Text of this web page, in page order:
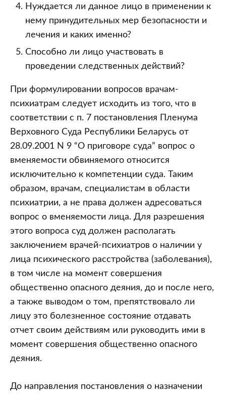
Нуждается ли данное лицо в применении к
нему принудительных мер безопасности и
лечения и каких именно?
Способно ли лицо участвовать в
проведении следственных действий?
При формулировании вопросов врачам-
психиатрам следует исходить из того, что в
соответствии с п. 7 постановления Пленума
Верховного Суда Республики Беларусь от
28.09.2001 N 9 “О приговоре суда” вопрос о
вменяемости обвиняемого относится
исключительно к компетенции суда. Таким
образом, врачам, специалистам в области
психиатрии, а не права должен адресоваться
вопрос о вменяемости лица. Для разрешения
этого вопроса суд должен располагать
заключением врачей-психиатров о наличии у
лица психического расстройства (заболевания),
в том числе на момент совершения
общественно опасного деяния, до и после него,
а также выводом о том, препятствовало ли
лицу это болезненное состояние отдавать
отчет своим действиям или руководить ими в
момент совершения общественно опасного
деяния.
До направления постановления о назначении